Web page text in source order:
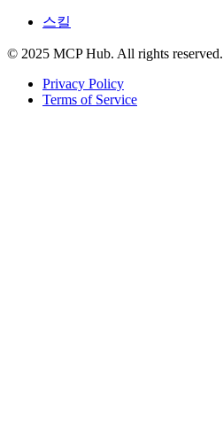
스킬
© 2025 MCP Hub. All rights reserved.
Privacy Policy
Terms of Service